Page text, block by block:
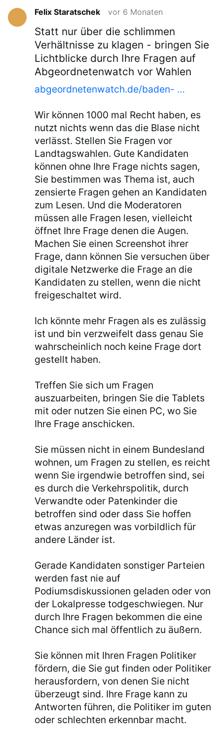
Felix Staratschek vor 6 Monaten
Statt nur über die schlimmen
Verhältnisse zu klagen - bringen Sie
Lichtblicke durch Ihre Fragen auf
Abgeordnetenwatch vor Wahlen
abgeordnetenwatch.de/baden- …
Wir können 1000 mal Recht haben, es
nutzt nichts wenn das die Blase nicht
verlässt. Stellen Sie Fragen vor
Landtagswahlen. Gute Kandidaten
können ohne Ihre Frage nichts sagen,
Sie bestimmen was Thema ist, auch
zensierte Fragen gehen an Kandidaten
zum Lesen. Und die Moderatoren
müssen alle Fragen lesen, vielleicht
öffnet Ihre Frage denen die Augen.
Machen Sie einen Screenshot ihrer
Frage, dann können Sie versuchen über
digitale Netzwerke die Frage an die
Kandidaten zu stellen, wenn die nicht
freigeschaltet wird.
Ich könnte mehr Fragen als es zulässig
ist und bin verzweifelt dass genau Sie
wahrscheinlich noch keine Frage dort
gestellt haben.
Treffen Sie sich um Fragen
auszuarbeiten, bringen Sie die Tablets
mit oder nutzen Sie einen PC, wo Sie
Ihre Frage anschicken.
Sie müssen nicht in einem Bundesland
wohnen, um Fragen zu stellen, es reicht
wenn Sie irgendwie betroffen sind, sei
es durch die Verkehrspolitik, durch
Verwandte oder Patenkinder die
betroffen sind oder dass Sie hoffen
etwas anzuregen was vorbildlich für
andere Länder ist.
Gerade Kandidaten sonstiger Parteien
werden fast nie auf
Podiumsdiskussionen geladen oder von
der Lokalpresse todgeschwiegen. Nur
durch Ihre Fragen bekommen die eine
Chance sich mal öffentlich zu äußern.
Sie können mit Ihren Fragen Politiker
fördern, die Sie gut finden oder Politiker
herausfordern, von denen Sie nicht
überzeugt sind. Ihre Frage kann zu
Antworten führen, die Politiker im guten
oder schlechten erkennbar macht.